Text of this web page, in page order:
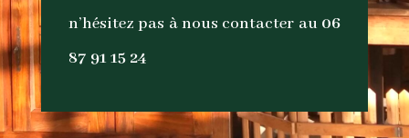
n’hésitez pas à nous contacter au 06
87 91 15 24